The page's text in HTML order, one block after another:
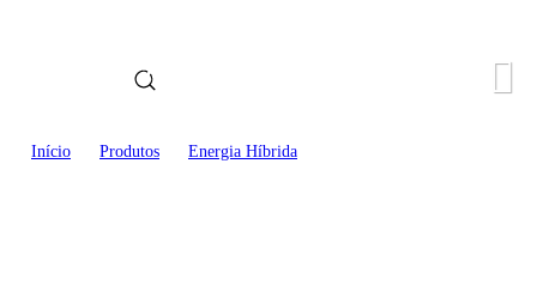
Início Produtos Energia Híbrida